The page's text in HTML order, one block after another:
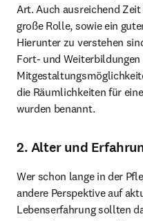
Art. Auch ausreichend
große Rolle, sowie ein
Hierunter zu verstehen
Fort- und Weiterbildungen
die Räumlichkeiten für
wurden benannt.
2. Alter und
Wer schon lange in der
andere Perspektive auf
Lebenserfahrung sollten